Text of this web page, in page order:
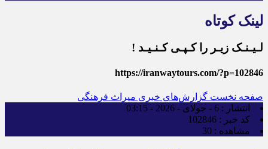
لینک کوتاه
لـیـنـک زیـر را کـپـی کـنـیـد !
https://iranwaytours.com/?p=102846
صفحه نخست گزارش‌های خبری میراث فرهنگی
انتشار : 6 - جولای - 2026 - 03:15
کد خبر : 102846
مشاهده : 30